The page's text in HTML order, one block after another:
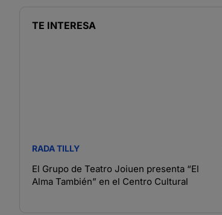
TE INTERESA
RADA TILLY
El Grupo de Teatro Joiuen presenta “El
Alma También” en el Centro Cultural